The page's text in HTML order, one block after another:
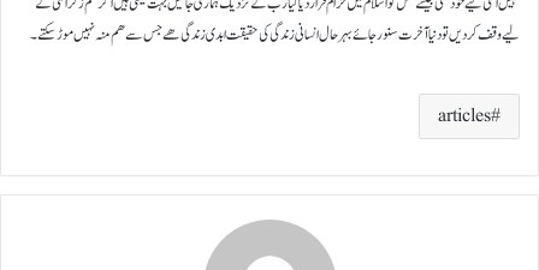
لیے وقف کر دیں تو دنیا آخرت سنور جائے بہر حال انسانی زندگی کی حقیقت ابدی زندگی ھے جس سے ھم منہ نہیں موڑ سکتے۔
articles